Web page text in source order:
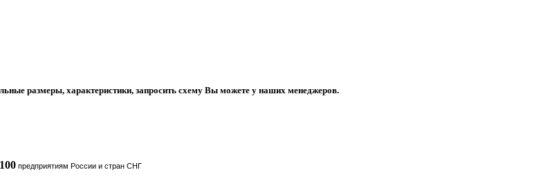
размеры, характеристики, запросить схему Вы можете у наших менеджеров.
100 предприятиям России и стран СНГ